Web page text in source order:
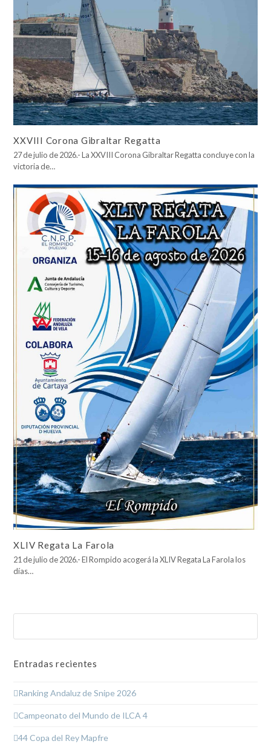
XXVIII Corona Gibraltar Regatta
27 de julio de 2026.- La XXVIII Corona Gibraltar Regatta concluye con la
victoria de…
XLIV Regata La Farola
21 de julio de 2026.- El Rompido acogerá la XLIV Regata La Farola los
días…
Entradas recientes
Ranking Andaluz de Snipe 2026
Campeonato del Mundo de ILCA 4
44 Copa del Rey Mapfre